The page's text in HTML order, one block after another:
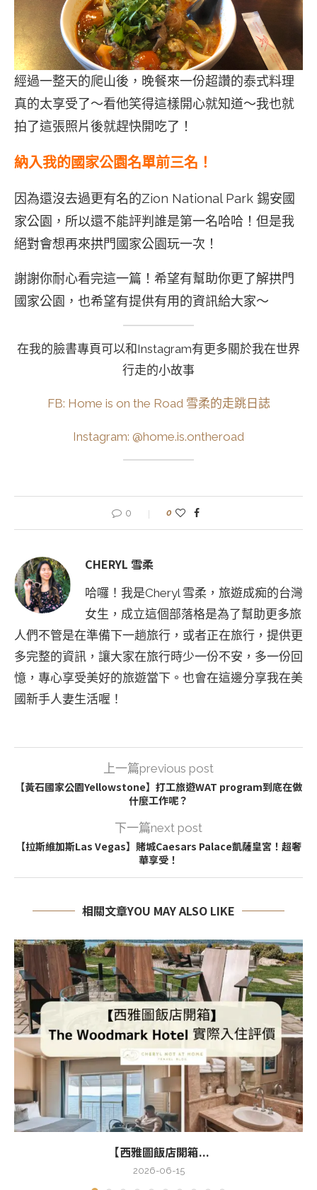
經過一整天的爬山後，晚餐來一份超讚的泰式料理
真的太享受了～看他笑得這樣開心就知道～我也就
拍了這張照片後就趕快開吃了！
納入我的國家公園名單前三名！
因為還沒去過更有名的Zion National Park 錫安國
家公園，所以還不能評判誰是第一名哈哈！但是我
絕對會想再來拱門國家公園玩一次！
謝謝你耐心看完這一篇！希望有幫助你更了解拱門
國家公園，也希望有提供有用的資訊給大家～
在我的臉書專頁可以和Instagram有更多關於我在世界
行走的小故事
FB: Home is on the Road 雪柔的走跳日誌
Instagram: @home.is.ontheroad
0 0
CHERYL 雪柔
哈囉！我是Cheryl 雪柔，旅遊成痴的台灣
女生，成立這個部落格是為了幫助更多旅
人們不管是在準備下一趟旅行，或者正在旅行，提供更
多完整的資訊，讓大家在旅行時少一份不安，多一份回
憶，專心享受美好的旅遊當下。也會在這邊分享我在美
國新手人妻生活喔！
上一篇previous post
【黃石國家公園Yellowstone】打工旅遊WAT program到底在做
什麼工作呢？
下一篇next post
【拉斯維加斯Las Vegas】賭城Caesars Palace凱薩皇宮！超奢
華享受！
相關文章YOU MAY ALSO LIKE
【西雅圖飯店開箱...
2026-06-15